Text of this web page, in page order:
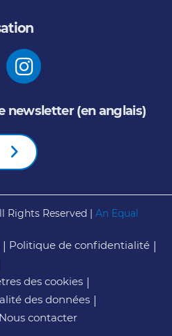
newsletter (en anglais)
Rights Reserved | An Equal
Politique de confidentialité
des cookies
des données
Nous contacter